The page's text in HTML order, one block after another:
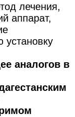
лечения,
аппарат,
установку
аналогов в